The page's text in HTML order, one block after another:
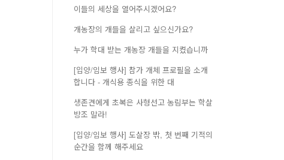
이들의 세상을 열어주시겠어요?
개농장의 개들을 살리고 싶으신가요?
누가 학대 받는 개농장 개들을 지켰습니까
[입양/임보 행사] 참가 개체 프로필을 소개
합니다 - 개식용 종식을 위한 대
생존견에게 초복은 사형선고 농림부는 학살
방조 말라!
[입양/임보 행사] 도살장 밖, 첫 번째 기적의
순간을 함께 해주세요